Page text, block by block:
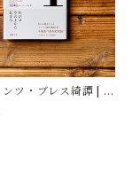
ツ・ブレス綺譚 | 吉